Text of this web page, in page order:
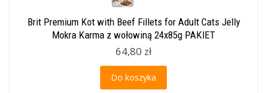
Brit Premium Kot with Beef Fillets for Adult Cats Jelly
Mokra Karma z wołowiną 24x85g PAKIET
64,80 zł
Do koszyka